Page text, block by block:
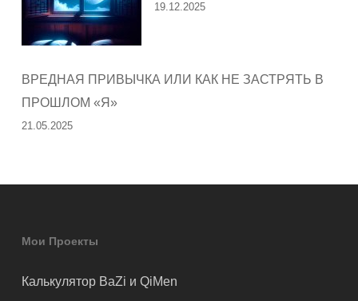
19.12.2025
ВРЕДНАЯ ПРИВЫЧКА ИЛИ КАК НЕ ЗАСТРЯТЬ В
ПРОШЛОМ «Я»
21.05.2025
Мои Проекты
Калькулятор BaZi и QiMen